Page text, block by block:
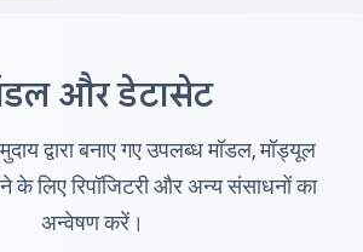
और डेटासेट
द्वारा बनाए गए उपलब्ध मॉडल, मॉड्यूल
लिए रिपॉजिटरी और अन्य संसाधनों का
अन्वेषण करें।